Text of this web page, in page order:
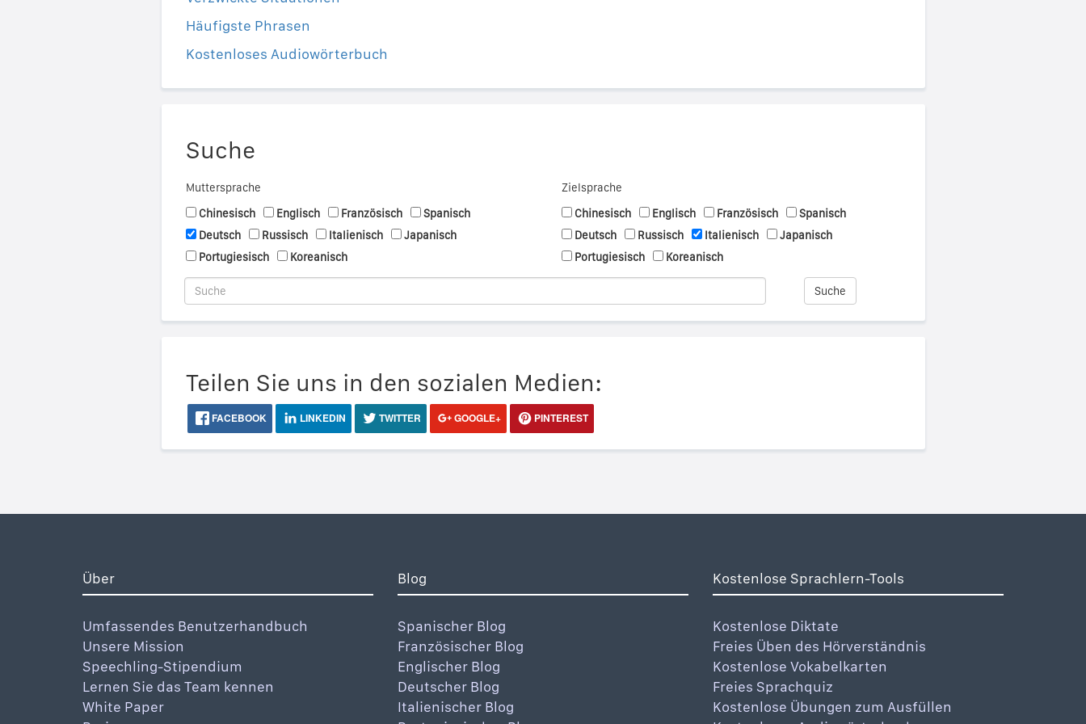
Häufigste Phrasen
Kostenloses Audiowörterbuch
Suche
Muttersprache
Chinesisch
Englisch Französisch
Spanisch
Deutsch
Russisch Italienisch
Japanisch
Portugiesisch
Koreanisch
Zielsprache
Chinesisch
Englisch Französisch
Spanisch
Deutsch
Russisch Italienisch
Japanisch
Portugiesisch
Koreanisch
Suche
Teilen Sie uns in den sozialen Medien:
FACEBOOK LINKEDIN TWITTER GOOGLE+ PINTEREST
Über
Umfassendes Benutzerhandbuch
Unsere Mission
Speechling-Stipendium
Lernen Sie das Team kennen
White Paper
Blog
Spanischer Blog
Französischer Blog
Englischer Blog
Deutscher Blog
Italienischer Blog
Kostenlose Sprachlern-Tools
Kostenlose Diktate
Freies Üben des Hörverständnis
Kostenlose Vokabelkarten
Freies Sprachquiz
Kostenlose Übungen zum Ausfüllen